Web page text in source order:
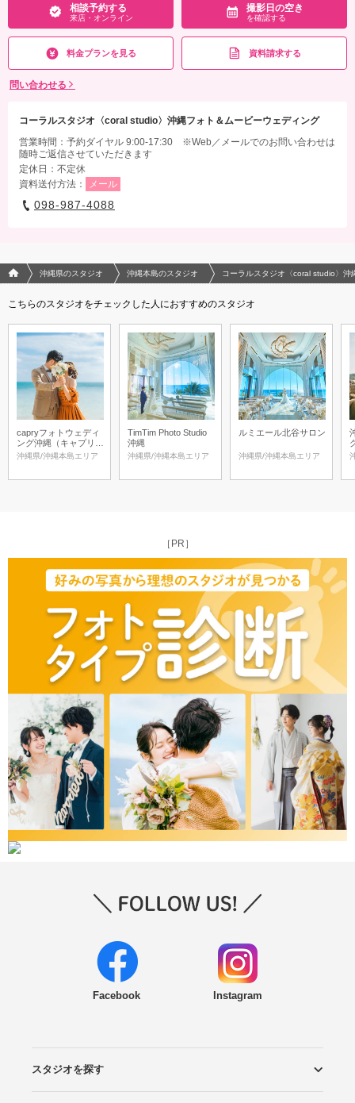
相談予約する
来店・オンライン
撮影日の空き
を確認する
相談予約する
来店・オンライン
撮影日の空き
を確認する
料金プランを見る 資料請求する
問い合わせる
コーラルスタジオ〈coral studio〉沖縄フォト＆ムービーウェディング
営業時間：予約ダイヤル 9:00-17:30 ※Web／メールでのお問い合わせは
随時ご返信させていただきます
定休日：不定休
資料送付方法：
メール
098-987-4088
フォトウエディング/結婚写真のPhotorait ホーム
沖縄県のスタジオ 沖縄本島のスタジオ コーラルスタジオ〈coral studio〉沖
こちらのスタジオをチェックした人におすすめのスタジオ
capryフォトウェディ
ング沖縄（キャプリィ
フォトウェディング沖
沖縄県/沖縄本島エリア
TimTim Photo Studio
沖縄
沖縄県/沖縄本島エリア
ルミエール北谷サロン
沖縄県/沖縄本島エリア
［PR］
Facebook Instagram
スタジオを探す